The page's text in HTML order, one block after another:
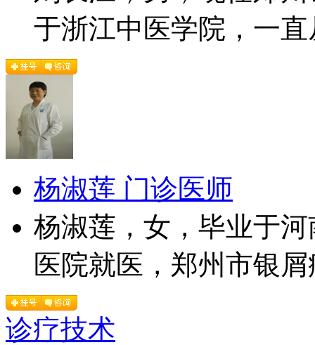
于浙江中医学院，一直
杨淑莲 门诊医师
杨淑莲，女，毕业于
医院就医，郑州市银
诊疗技术